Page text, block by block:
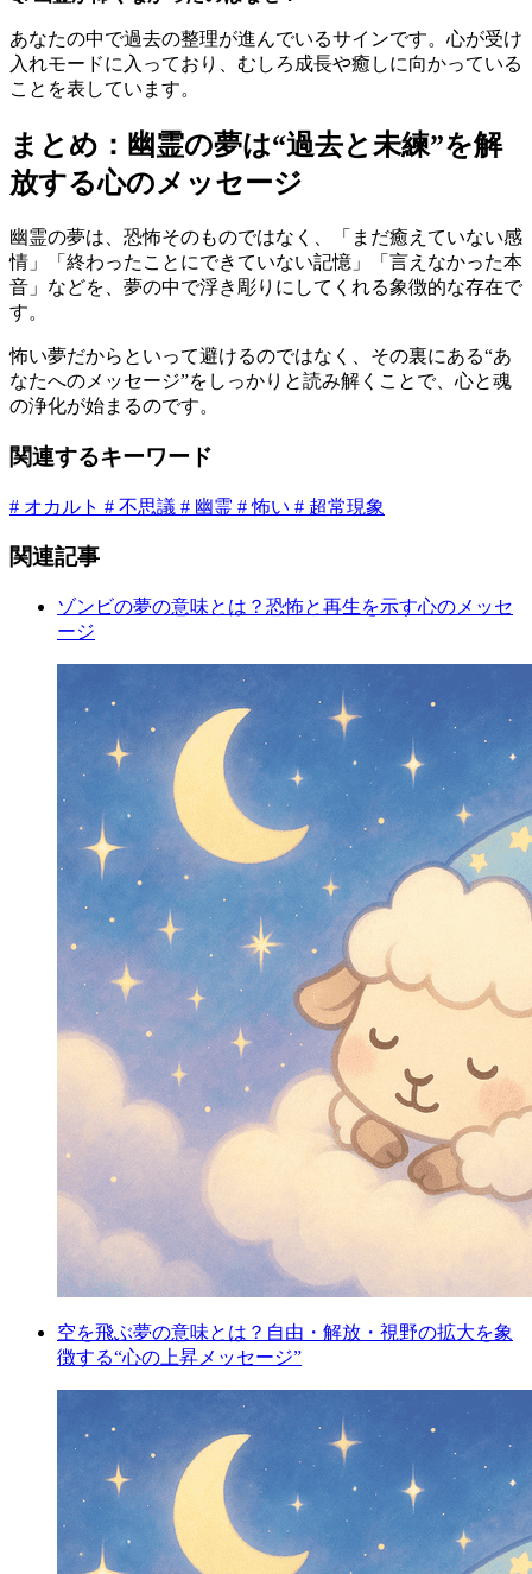
あなたの中で過去の整理が進んでいるサインです。心が受け
入れモードに入っており、むしろ成長や癒しに向かっている
ことを表しています。
まとめ：幽霊の夢は“過去と未練”を解
放する心のメッセージ
幽霊の夢は、恐怖そのものではなく、「まだ癒えていない感
情」「終わったことにできていない記憶」「言えなかった本
音」などを、夢の中で浮き彫りにしてくれる象徴的な存在で
す。
怖い夢だからといって避けるのではなく、その裏にある“あ
なたへのメッセージ”をしっかりと読み解くことで、心と魂
の浄化が始まるのです。
関連するキーワード
# オカルト # 不思議 # 幽霊 # 怖い # 超常現象
関連記事
ゾンビの夢の意味とは？恐怖と再生を示す心のメッセ
ージ
空を飛ぶ夢の意味とは？自由・解放・視野の拡大を象
徴する“心の上昇メッセージ”